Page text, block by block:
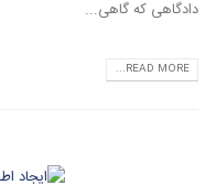
دادگاهی که گاهی...
READ MORE...